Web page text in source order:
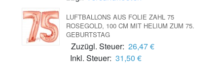
LUFTBALLONS AUS FOLIE ZAHL 75
ROSEGOLD, 100 CM MIT HELIUM ZUM 75.
GEBURTSTAG
Zuzügl. Steuer: 26,47 €
Inkl. Steuer: 31,50 €